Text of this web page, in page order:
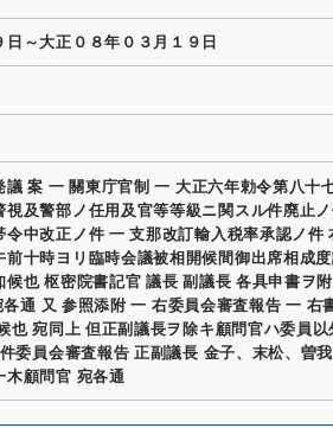
～大正０８年０３月１９日
議 案 一 關東庁官制 一 大正六年勅令第八十
視及警部ノ任用及官等等級ニ関スル件廃止
令中改正ノ件 一 支那改訂輸入税率承認ノ件
前十時ヨリ臨時会議被相開候間御出席相成
候也 枢密院書記官 議長 副議長 各具申書ヲ
通 又 参照添附 一 右委員会審査報告 一 右
也 宛同上 但正副議長ヲ除キ顧問官ハ委員以
委員会審査報告 正副議長 金子、末松、曽
木顧問官 宛各通